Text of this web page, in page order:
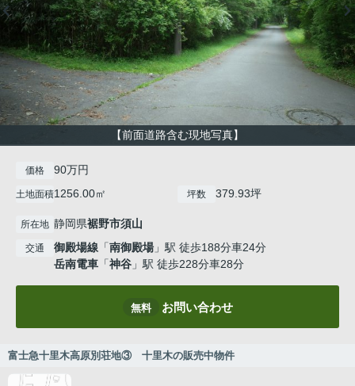
【前面道路含む現地写真】
価格 90万円
土地面積1256.00㎡ 坪数 379.93坪
所在地 静岡県裾野市須山
交通 御殿場線 「南御殿場 」駅 徒歩188分車24分
岳南電車 「神谷 」駅 徒歩228分車28分
無料 お問い合わせ
富士急十里木高原別荘地③ 十里木の販売中物件